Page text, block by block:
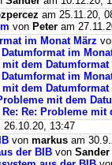
am 25.11.20,
von Peter am
im Monat März
im
mit dem
im
mit dem
mit dem
Re: Re: Probleme
26.10.20, 13:47
von markus am
der BIB von Sander